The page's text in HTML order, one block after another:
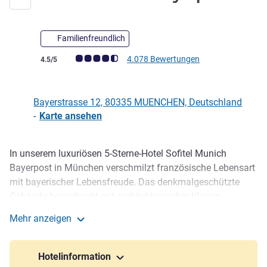
Familienfreundlich
Note Kundenmeinungen (Bewertung ALL)
4.5/5 4.078 Bewertungen
Bayerstrasse 12, 80335 MUENCHEN, Deutschland
- Karte ansehen
Beschreibung
In unserem luxuriösen 5-Sterne-Hotel Sofitel Munich
Bayerpost in München verschmilzt französische Lebensart
mit bayerischer Lebensfreude. Das denkmalgeschützte
Hotelkultur. Im Herzen Münchens, nur 100 Meter vom
Hauptbahnhof entfernt, bescheren Ihnen unsere 339
Zimmern und 57 Suiten elegante Rückzugsorte im
Mehr anzeigen
Hotelinformation